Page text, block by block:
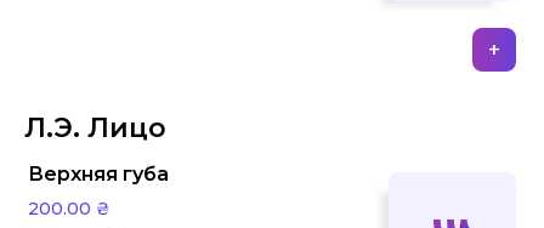
+
Л.Э. Лицо
Верхняя губа
200.00 ₴